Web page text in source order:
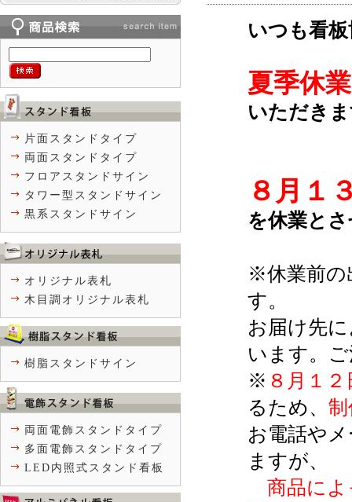
いつも看
夏季休
いただき
８月１
を休業と
※休業前の
す。
お届け先
います。
※ ８ 月１
るため、
お電話や
ますが、
商品によ
片面スタンドタイプ
両面スタンドタイプ
フロアスタンドサイン
タワー型スタンドサイン
黒系スタンドサイン
オリジナル表札
木目調オリジナル表札
樹脂スタンドサイン
両面電飾スタンドタイプ
多面電飾スタンドタイプ
LED内照式スタンド看板